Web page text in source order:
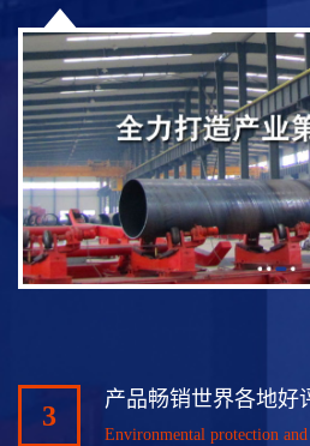
3
产品畅销世界各地好
Environmental protection